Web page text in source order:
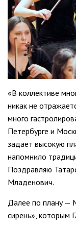
«В коллективе
никак не
много
Петербурге и
задает высокую
напомнило
Поздравляю
Младенович.
Далее по плану —
сирень», которым